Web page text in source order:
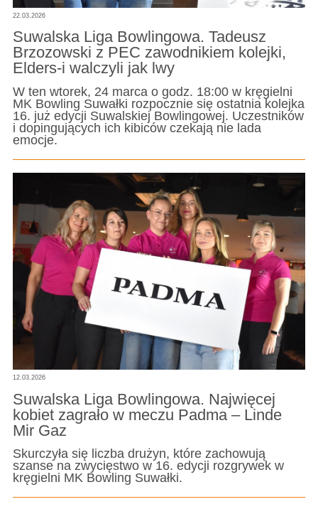
22.03.2026
Suwalska Liga Bowlingowa. Tadeusz
Brzozowski z PEC zawodnikiem kolejki,
Elders-i walczyli jak lwy
W ten wtorek, 24 marca o godz. 18:00 w kręgielni
MK Bowling Suwałki rozpocznie się ostatnia kolejka
16. już edycji Suwalskiej Bowlingowej. Uczestników
i dopingujących ich kibiców czekają nie lada
emocje.
12.03.2026
Suwalska Liga Bowlingowa. Najwięcej
kobiet zagrało w meczu Padma – Linde
Mir Gaz
Skurczyła się liczba drużyn, które zachowują
szanse na zwycięstwo w 16. edycji rozgrywek w
kręgielni MK Bowling Suwałki.